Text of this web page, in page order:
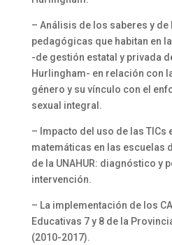
– Análisis de los saberes y
pedagógicas que habitan en
-de gestión estatal y privada
Hurlingham- en relación con
género y su vínculo con el
sexual integral.
– Impacto del uso de las TICs
matemáticas en las escuelas
de la UNAHUR: diagnóstico y
intervención.
– La implementación de los
Educativas 7 y 8 de la
(2010-2017).